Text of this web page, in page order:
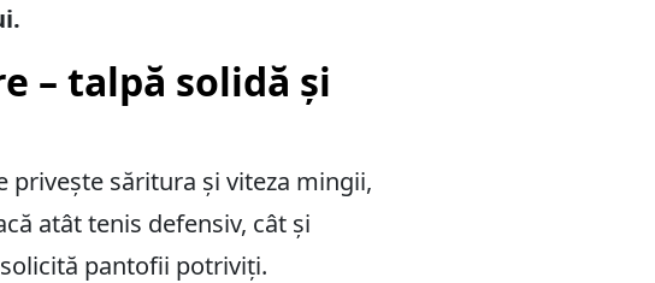
– talpă solidă și
privește săritura și viteza mingii,
atât tenis defensiv, cât și
pantofii potriviți.